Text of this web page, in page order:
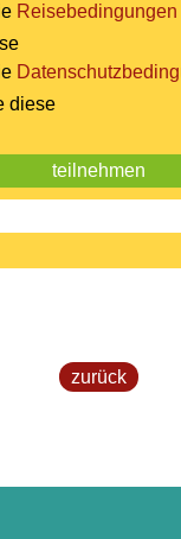
Reisebedingungen
diese
zurück